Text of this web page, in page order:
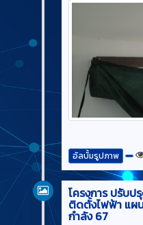
อัลบั้มรูปภาพ
โครงการ ปรับป
ติดตั้งไฟฟ้า แผ
กำลัง 67